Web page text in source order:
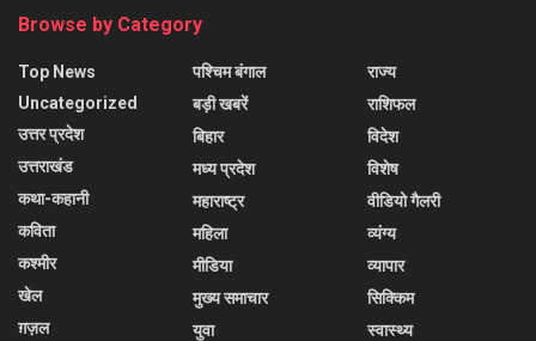
Browse by Category
Top News
Uncategorized
उत्तर प्रदेश
उत्तराखंड
कथा-कहानी
कविता
कश्मीर
खेल
ग़ज़ल
पश्चिम बंगाल
बड़ी खबरें
बिहार
मध्य प्रदेश
महाराष्ट्र
महिला
मीडिया
मुख्य समाचार
युवा
राज्य
राशिफल
विदेश
विशेष
वीडियो गैलरी
व्यंग्य
व्यापार
सिक्किम
स्वास्थ्य